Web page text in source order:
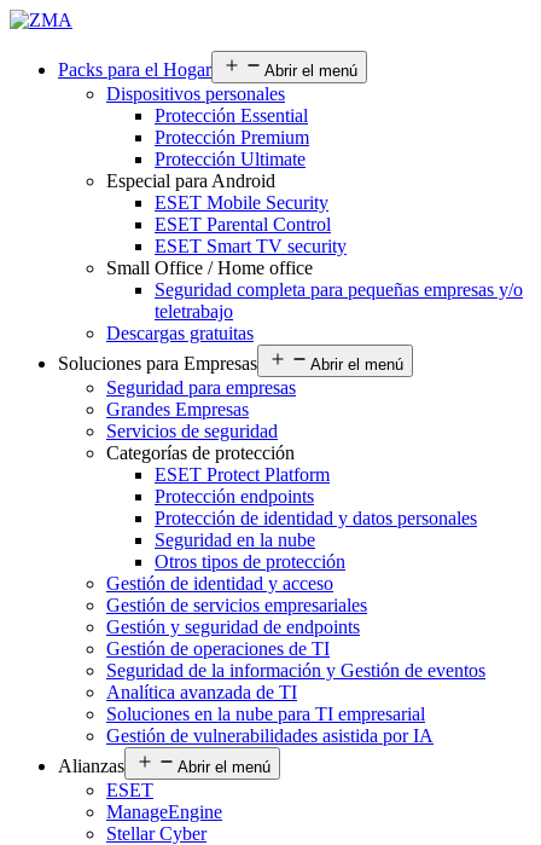
Packs para el Hogar Abrir el menú
Dispositivos personales
Protección Essential
Protección Premium
Protección Ultimate
Especial para Android
ESET Mobile Security
ESET Parental Control
ESET Smart TV security
Small Office / Home office
Seguridad completa para pequeñas empresas y/o
teletrabajo
Descargas gratuitas
Soluciones para Empresas
Abrir el menú
Seguridad para empresas
Grandes Empresas
Servicios de seguridad
Categorías de protección
ESET Protect Platform
Protección endpoints
Protección de identidad y datos personales
Seguridad en la nube
Otros tipos de protección
Gestión de identidad y acceso
Gestión de servicios empresariales
Gestión y seguridad de endpoints
Gestión de operaciones de TI
Seguridad de la información y Gestión de eventos
Analítica avanzada de TI
Soluciones en la nube para TI empresarial
Gestión de vulnerabilidades asistida por IA
Alianzas
Abrir el menú
ESET
ManageEngine
Stellar Cyber